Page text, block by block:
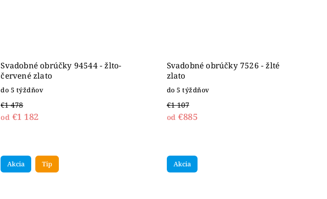
Svadobné obrúčky 94544 - žlto-
červené zlato
do 5 týždňov
€1 478
od €1 182
Svadobné obrúčky 7526 - žlté
zlato
do 5 týždňov
€1 107
od €885
Akcia Tip Akcia